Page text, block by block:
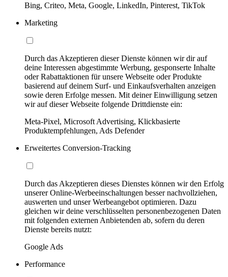
Bing, Criteo, Meta, Google, LinkedIn, Pinterest, TikTok
Marketing
Durch das Akzeptieren dieser Dienste können wir dir auf
deine Interessen abgestimmte Werbung, gesponserte Inhalte
oder Rabattaktionen für unsere Webseite oder Produkte
basierend auf deinem Surf- und Einkaufsverhalten anzeigen
sowie deren Erfolge messen. Mit deiner Einwilligung setzen
wir auf dieser Webseite folgende Drittdienste ein:
Meta-Pixel, Microsoft Advertising, Klickbasierte
Produktempfehlungen, Ads Defender
Erweitertes Conversion-Tracking
Durch das Akzeptieren dieses Dienstes können wir den Erfolg
unserer Online-Werbeeinschaltungen besser nachvollziehen,
auswerten und unser Werbeangebot optimieren. Dazu
gleichen wir deine verschlüsselten personenbezogenen Daten
mit folgenden externen Anbietenden ab, sofern du deren
Dienste bereits nutzt:
Google Ads
Performance